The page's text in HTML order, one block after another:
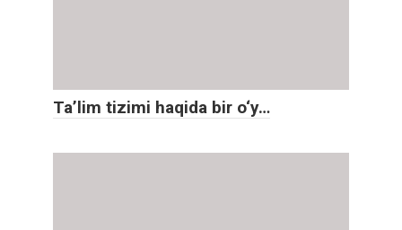
Ta’lim tizimi haqida bir o‘y…